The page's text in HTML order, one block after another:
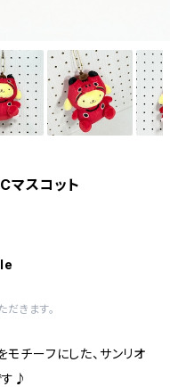
スコット
きます。
チーフにした、サンリオ
す♪